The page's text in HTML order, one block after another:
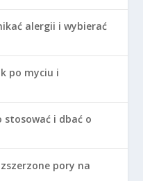
alergii i wybierać
po myciu i
i dbać o
pory na